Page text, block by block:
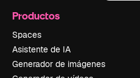
Productos
Spaces
Asistente de IA
Generador de imágenes